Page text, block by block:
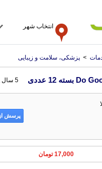
انتخاب شهر
> پزشکی، سلامت و زیبایی
5 سال پیش
پرسش
17,000 تومان